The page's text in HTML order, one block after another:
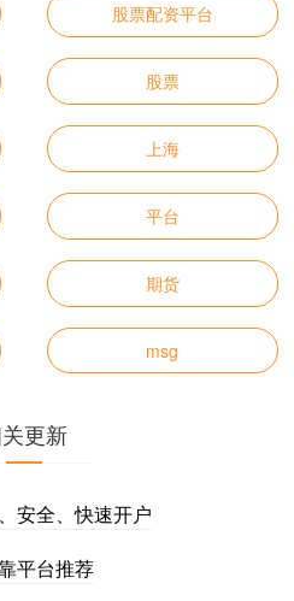
股票配资平台
股票
上海
平台
期货
msg
更新
安全、快速开户
平台推荐